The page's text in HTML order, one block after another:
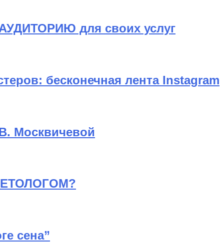
для своих услуг
бесконечная лента Instagram
Москвичевой
сена”